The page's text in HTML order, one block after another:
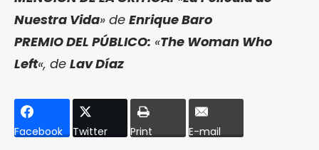
Nuestra Vida» de Enrique Baro
PREMIO DEL PÚBLICO: «The Woman Who
Left«, de Lav Díaz
Facebook Twitter Print E-mail